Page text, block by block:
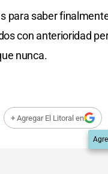
para saber
con anterioridad
nunca.
+ Agregar El Litoral en